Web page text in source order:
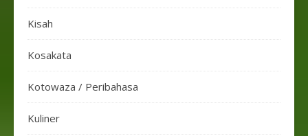
Kisah
Kosakata
Kotowaza / Peribahasa
Kuliner